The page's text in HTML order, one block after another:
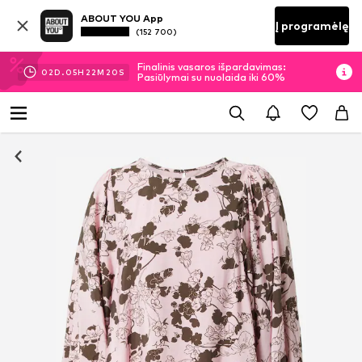
ABOUT YOU App
(152 700) Į programėlę
02D. 05H 22M 20 S
Finalinis vasaros išpardavimas:
Pasiūlymai su nuolaida iki 60%